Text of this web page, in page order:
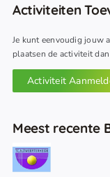
Activiteiten
Je kunt eenvoudig jouw
plaatsen de activiteit
Activiteit
Meest recente